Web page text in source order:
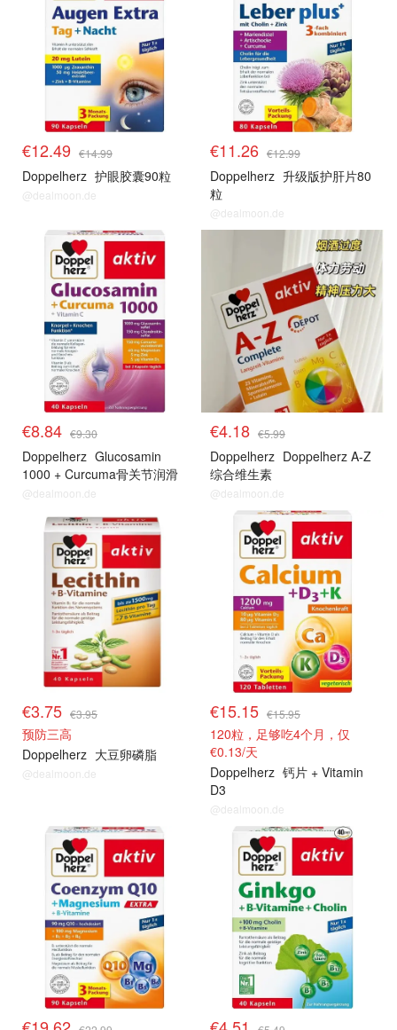
€12.49 €14.99
Doppelherz 护眼胶囊90粒
@dealmoon.de
€11.26 €12.99
Doppelherz 升级版护肝片80
粒
@dealmoon.de
€8.84 €9.30
Doppelherz Glucosamin
1000 + Curcuma骨关节润滑
@dealmoon.de
€4.18 €5.99
Doppelherz Doppelherz A-Z
综合维生素
@dealmoon.de
€3.75 €3.95
预防三高
Doppelherz 大豆卵磷脂
@dealmoon.de
€15.15 €15.95
120粒，足够吃4个月，仅
€0.13/天
Doppelherz 钙片 + Vitamin
D3
@dealmoon.de